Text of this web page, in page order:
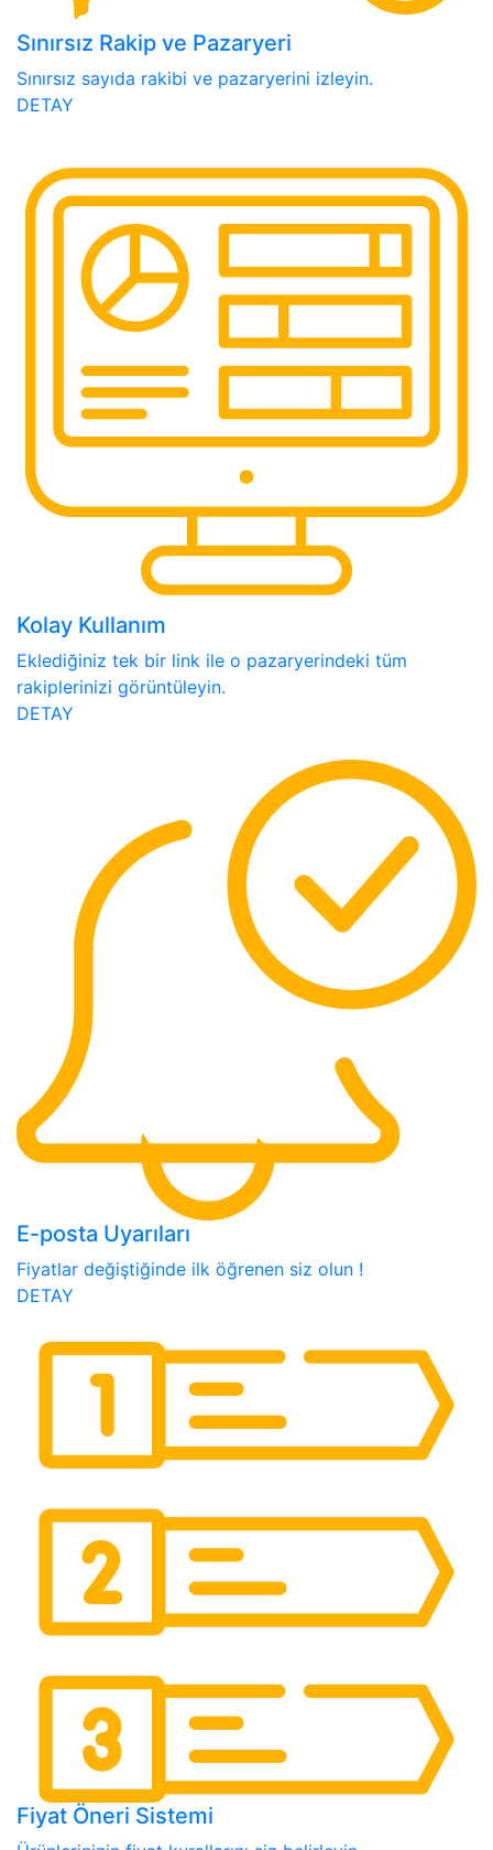
Sınırsız Rakip ve Pazaryeri
Sınırsız sayıda rakibi ve pazaryerini izleyin.
DETAY
Kolay Kullanım
Eklediğiniz tek bir link ile o pazaryerindeki tüm
rakiplerinizi görüntüleyin.
DETAY
E-posta Uyarıları
Fiyatlar değiştiğinde ilk öğrenen siz olun !
DETAY
Fiyat Öneri Sistemi